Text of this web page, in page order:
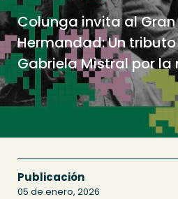
Colunga invita al
Hermandad: Un
Gabriela Mistral por la
Publicación
05 de enero, 2026